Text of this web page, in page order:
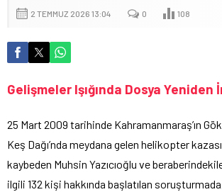
2 TEMMUZ 2026 13:04 0 108
Gelişmeler Işığında Dosya Yeniden
25 Mart 2009 tarihinde Kahramanmaraş’ın
Keş Dağı’nda meydana gelen helikopter
kaybeden Muhsin Yazıcıoğlu ve
ilgili 132 kişi hakkında başlatılan